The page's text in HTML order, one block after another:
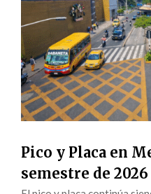
Pico y Placa en
semestre de 2026
El pico y placa continúa
medidas para regular la
municipios del Valle de